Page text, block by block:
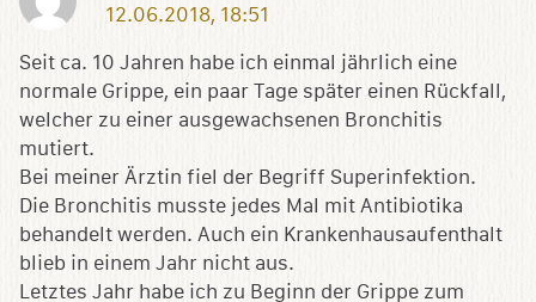
12.06.2018, 18:51
Seit ca. 10 Jahren habe ich einmal jährlich eine
normale Grippe, ein paar Tage später einen Rückfall,
welcher zu einer ausgewachsenen Bronchitis
mutiert.
Bei meiner Ärztin fiel der Begriff Superinfektion.
Die Bronchitis musste jedes Mal mit Antibiotika
behandelt werden. Auch ein Krankenhausaufenthalt
blieb in einem Jahr nicht aus.
Letztes Jahr habe ich zu Beginn der Grippe zum